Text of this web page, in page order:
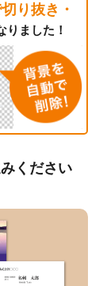
り抜き・
りました！
ください